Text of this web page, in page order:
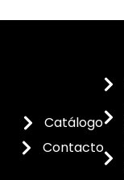
Catálogo
Contacto